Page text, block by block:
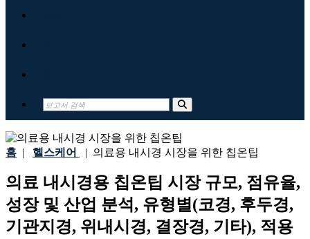
홈 | 헬스케어 | 의료용 내시경 시장을 위한 칩온팁
의료 내시경용 칩온팁 시장 규모, 점유율,
성장 및 산업 분석, 유형별(코경, 후두경,
기관지경, 위내시경, 결장경, 기타), 적용